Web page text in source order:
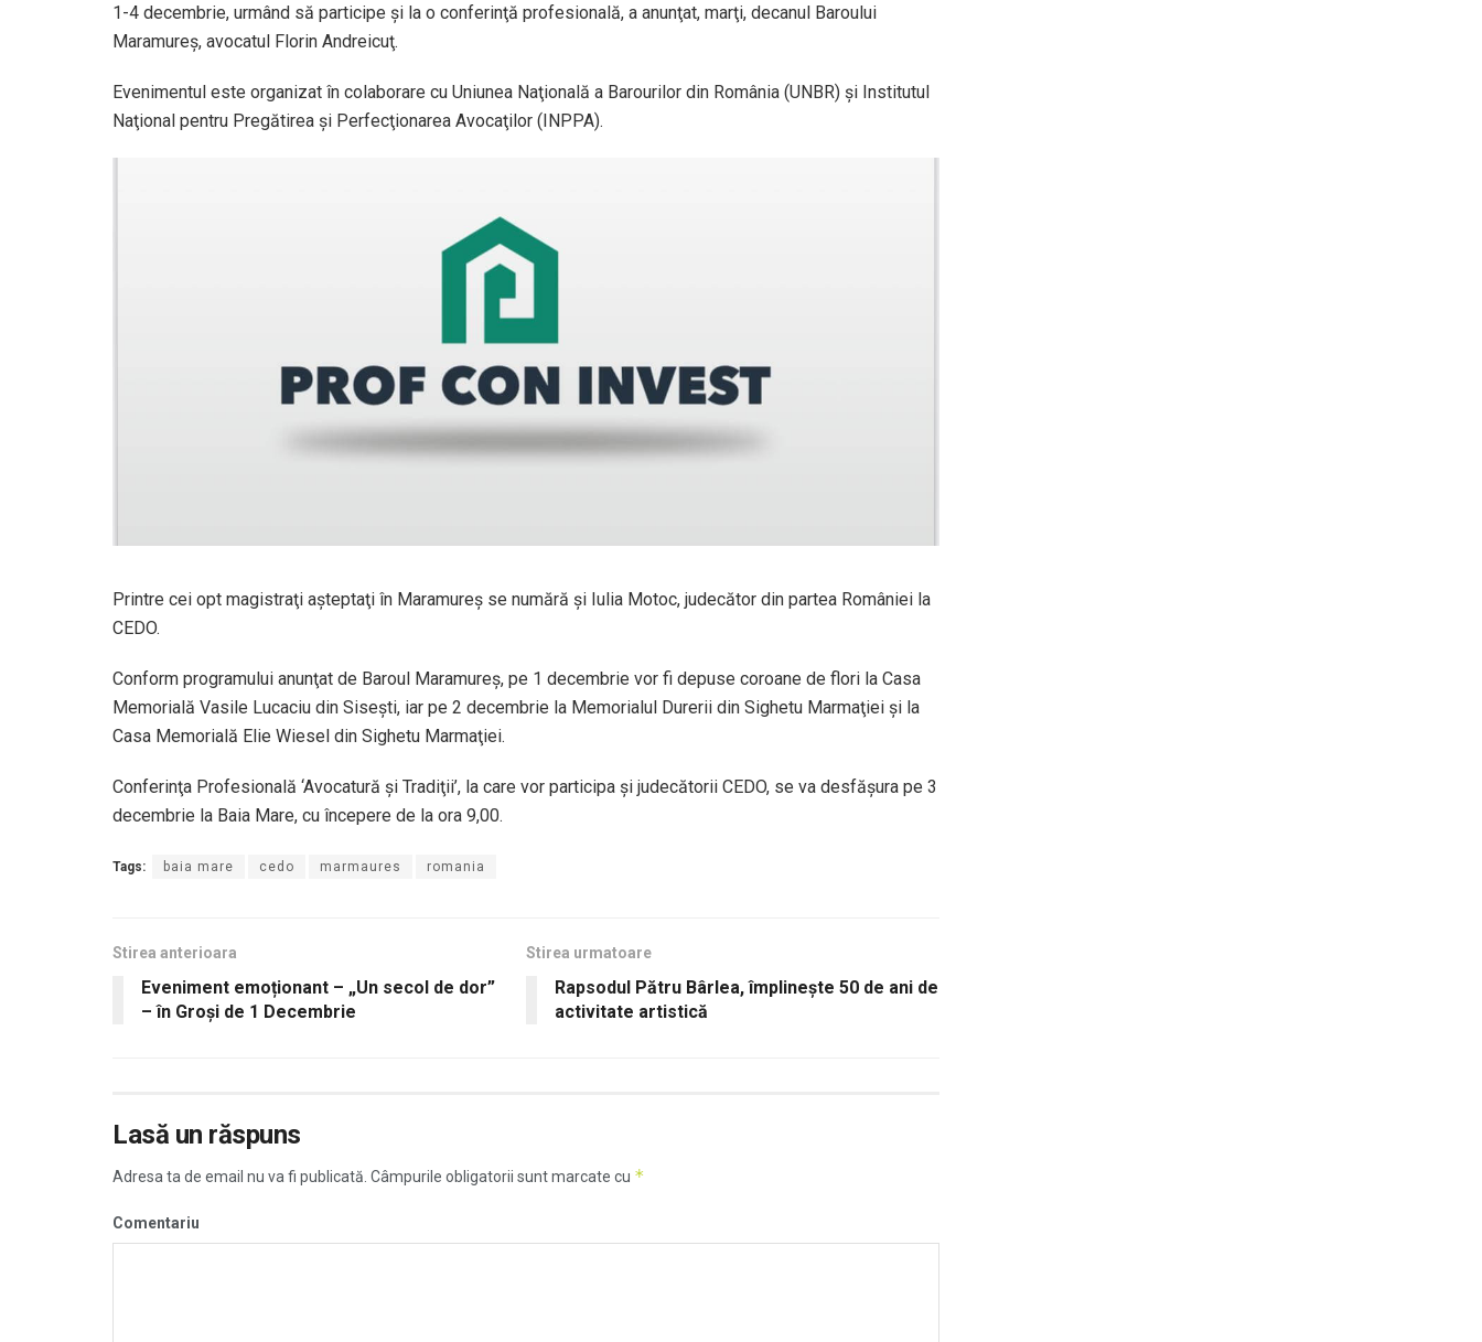
1-4 decembrie, urmând să participe şi la o conferinţă profesională, a anunţat, marţi, decanul Baroului
Maramureş, avocatul Florin Andreicuţ.
Evenimentul este organizat în colaborare cu Uniunea Naţională a Barourilor din România (UNBR) şi Institutul
Naţional pentru Pregătirea şi Perfecţionarea Avocaţilor (INPPA).
Printre cei opt magistraţi aşteptaţi în Maramureş se numără şi Iulia Motoc, judecător din partea României la
CEDO.
Conform programului anunţat de Baroul Maramureş, pe 1 decembrie vor fi depuse coroane de flori la Casa
Memorială Vasile Lucaciu din Siseşti, iar pe 2 decembrie la Memorialul Durerii din Sighetu Marmaţiei şi la
Casa Memorială Elie Wiesel din Sighetu Marmaţiei.
Conferinţa Profesională ‘Avocatură şi Tradiţii’, la care vor participa şi judecătorii CEDO, se va desfăşura pe 3
decembrie la Baia Mare, cu începere de la ora 9,00.
Tags: baia mare cedo marmaures romania
Stirea anterioara
Eveniment emoționant – „Un secol de dor”
– în Groși de 1 Decembrie
Stirea urmatoare
Rapsodul Pătru Bârlea, împlinește 50 de ani de
activitate artistică
Lasă un răspuns
Adresa ta de email nu va fi publicată. Câmpurile obligatorii sunt marcate cu *
Comentariu